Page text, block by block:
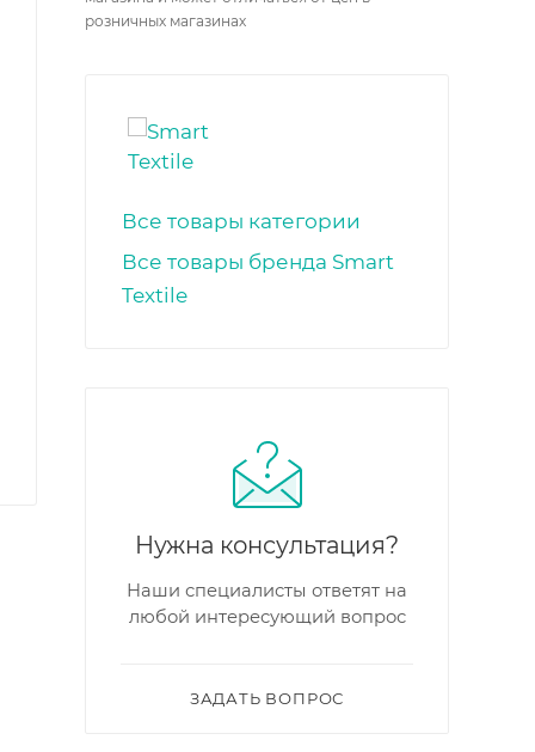
розничных магазинах
Все товары категории
Все товары бренда Smart
Textile
Нужна консультация?
Наши специалисты ответят на
любой интересующий вопрос
ЗАДАТЬ ВОПРОС